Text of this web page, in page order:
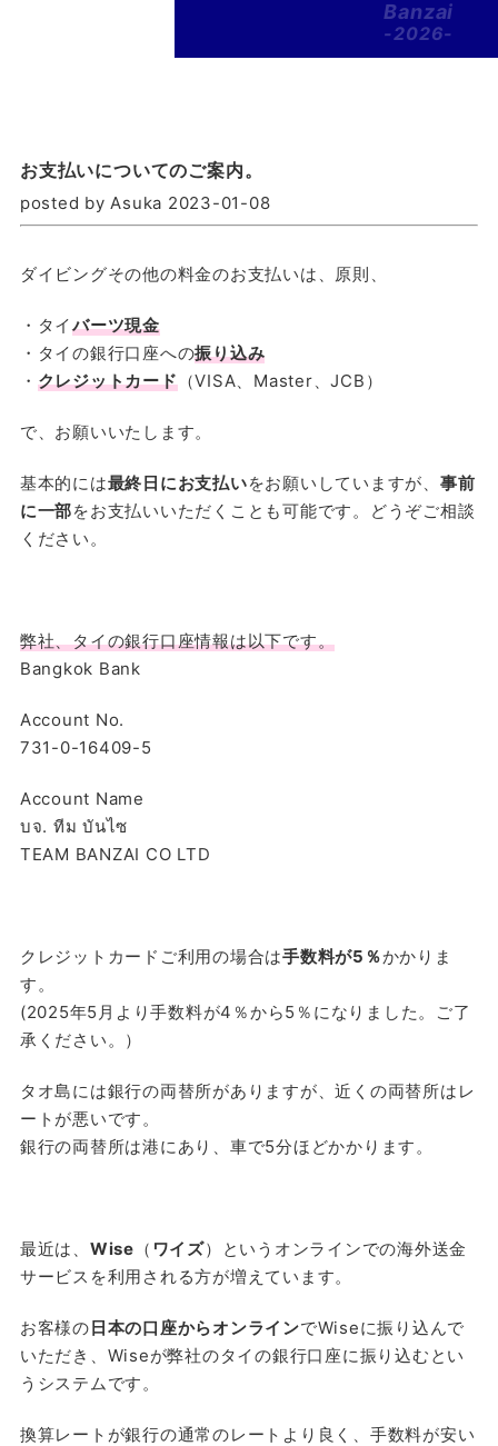
Banzai
-2026-
お支払いについてのご案内。
posted by Asuka 2023-01-08
ダイビングその他の料金のお支払いは、原則、
・タイバーツ現金
・タイの銀行口座への振り込み
・ クレジットカード（VISA、Master、JCB）
で、お願いいたします。
基本的には最終日にお支払いをお願いしていますが、 事前
に一部をお支払いいただくことも可能です。どうぞご相談
ください。
弊社、タイの銀行口座情報は以下です。
Bangkok Bank
Account No.
731-0-16409-5
Account Name
บจ.​ ทีม​ บันไซ
TEAM​ BANZAI CO LTD
クレジットカードご利用の場合は手数料が5％かかりま
す。
(2025年5月より手数料が4％から5％になりました。ご了
承ください。）
タオ島には銀行の両替所がありますが、近くの両替所はレ
ートが悪いです。
銀行の両替所は港にあり、車で5分ほどかかります。
最近は、 Wise （ ワイズ）というオンラインでの海外送金
サービスを利用される方が増えています。
お客様の 日本の口座からオンラインでWiseに振り込んで
いただき、Wiseが弊社のタイの銀行口座に振り込むとい
うシステムです。
換算レートが銀行の通常のレートより良く、手数料が安い